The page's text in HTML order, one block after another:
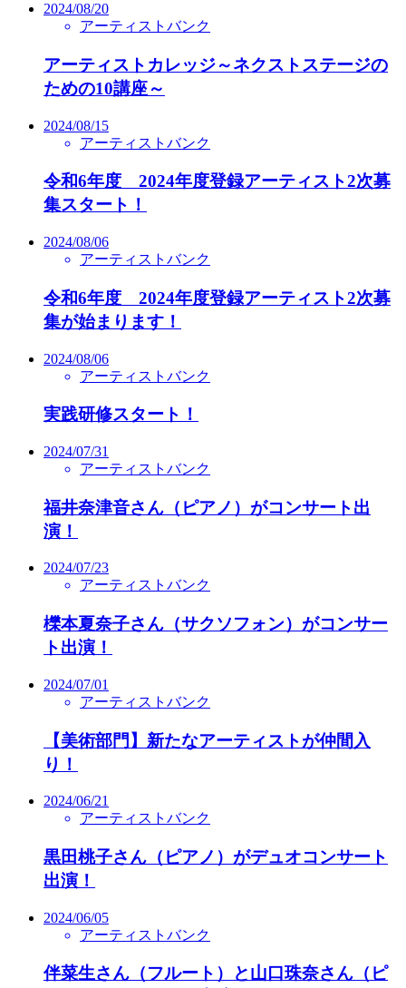
2024/08/20
アーティストバンク
アーティストカレッジ～ネクストステージの
ための10講座～
2024/08/15
アーティストバンク
令和6年度 2024年度登録アーティスト2次募
集スタート！
2024/08/06
アーティストバンク
令和6年度 2024年度登録アーティスト2次募
集が始まります！
2024/08/06
アーティストバンク
実践研修スタート！
2024/07/31
アーティストバンク
福井奈津音さん（ピアノ）がコンサート出
演！
2024/07/23
アーティストバンク
櫟本夏奈子さん（サクソフォン）がコンサー
ト出演！
2024/07/01
アーティストバンク
【美術部門】新たなアーティストが仲間入
り！
2024/06/21
アーティストバンク
黒田桃子さん（ピアノ）がデュオコンサート
出演！
2024/06/05
アーティストバンク
伴菜生さん（フルート）と山口珠奈さん（ピ